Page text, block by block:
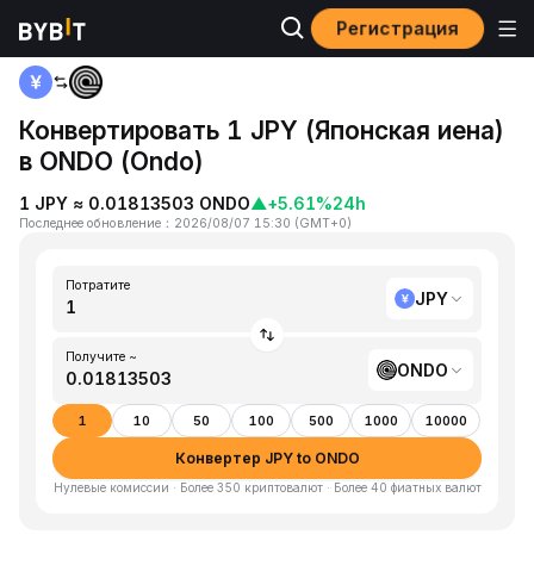
Регистрация
Главная
Конвертировать 1 JPY (Японская иена)
в ONDO (Ondo)
1 JPY ≈ 0.01813503 ONDO▲+5.61%24h
Последнее обновление ： 2026/08/07 15:30 (GMT+0)
Потратите
JPY
Получите ~
ONDO
1 10 50 100 500 1000 10000
Конвертер JPY to ONDO
Нулевые комиссии · Более 350 криптовалют · Более 40 фиатных валют